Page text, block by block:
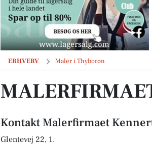
ERHVERV Maler i Thyborøn
Malerfirmaet Kennert Rasmussen
Kontakt Malerfirmaet
Glentevej 22, 1.